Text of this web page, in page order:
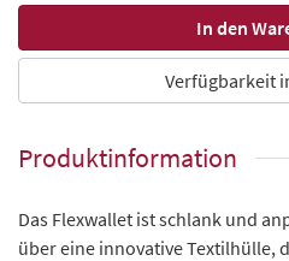
Verfügbarkeit
Produktinformation
Das Flexwallet ist schlank und
über eine innovative Textilhülle,